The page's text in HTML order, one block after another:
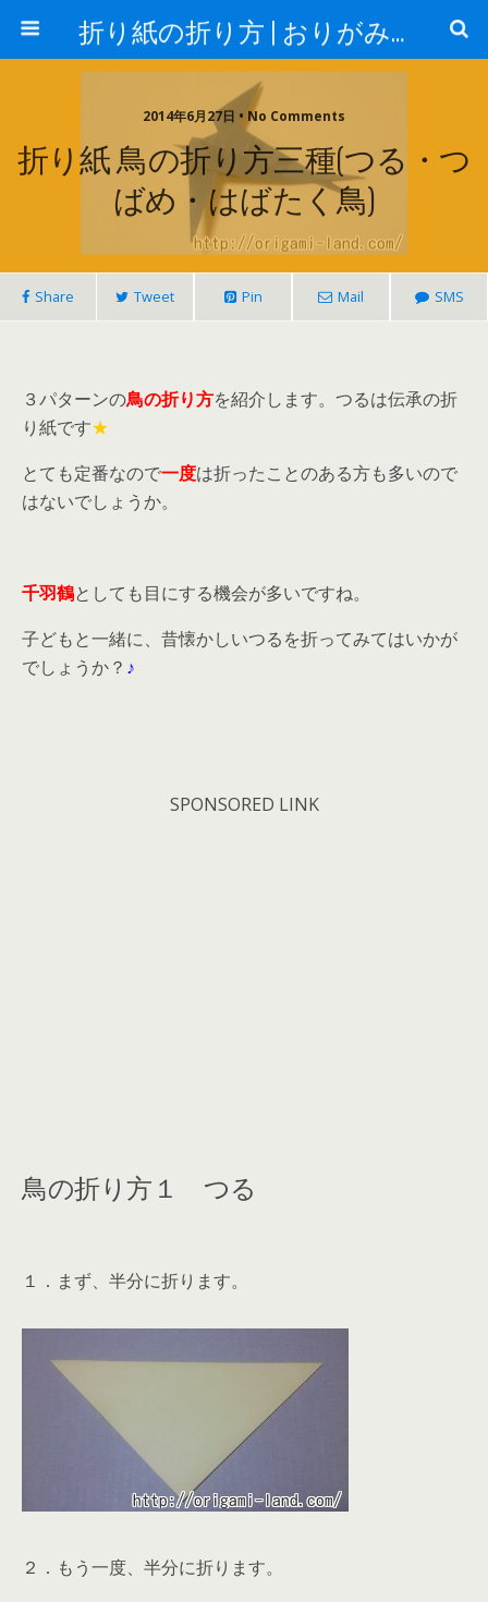
折り紙の折り方 | おりがみランド
2014年6月27日 • No Comments
折り紙 鳥の折り方三種(つる・つ
ばめ・はばたく鳥)
Share Tweet Pin Mail SMS
３パターンの鳥の折り方を紹介します。つるは伝承の折
り紙です★
とても定番なので一度は折ったことのある方も多いので
はないでしょうか。
千羽鶴としても目にする機会が多いですね。
子どもと一緒に、昔懐かしいつるを折ってみてはいかが
でしょうか？ ♪
SPONSORED LINK
鳥の折り方１ つる
１．まず、半分に折ります。
２．もう一度、半分に折ります。